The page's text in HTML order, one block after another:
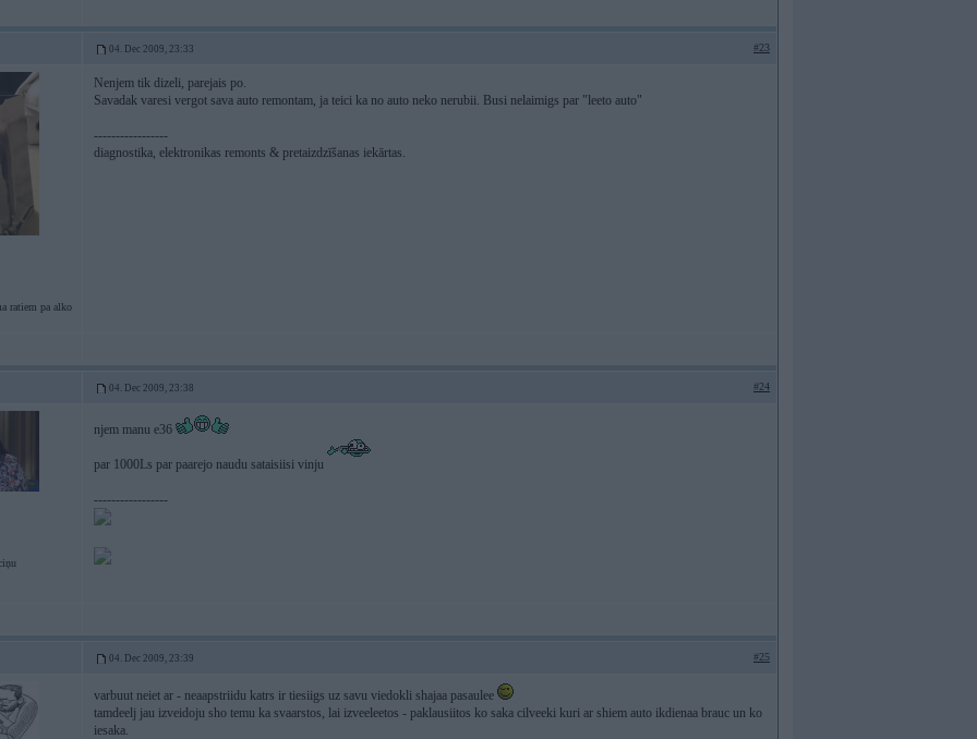
04. Dec 2009, 23:33 #23
ratiem pa alko
Nenjem tik dizeli, parejais po.
Savadak varesi vergot sava auto remontam, ja teici ka no auto neko nerubii. Busi nelaimigs par "leeto auto"
-----------------
diagnostika, elektronikas remonts & pretaizdzīšanas iekārtas.
04. Dec 2009, 23:38 #24
njem manu e36
par 1000Ls par paarejo naudu sataisiisi vinju
-----------------
04. Dec 2009, 23:39 #25
varbuut neiet ar - neaapstriidu katrs ir tiesiigs uz savu viedokli shajaa pasaulee
tamdeelj jau izveidoju sho temu ka svaarstos, lai izveeleetos - paklausiitos ko saka cilveeki kuri ar shiem auto ikdienaa brauc un ko
iesaka.